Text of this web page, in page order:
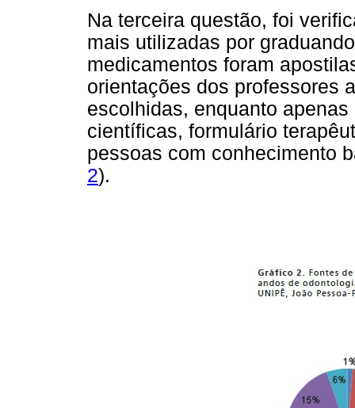
Na terceira questão, foi
mais utilizadas por
medicamentos foram
orientações dos professores
escolhidas, enquanto
científicas, formulário
pessoas com conhecimento
2).